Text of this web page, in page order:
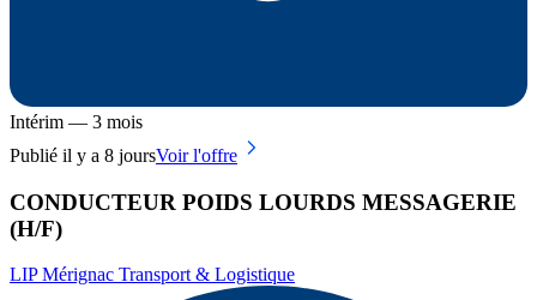
Intérim — 3 mois
Publié il y a 8 joursVoir l'offre
CONDUCTEUR POIDS LOURDS MESSAGERIE
(H/F)
LIP Mérignac Transport & Logistique